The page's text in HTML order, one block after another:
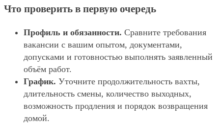
Что проверить в первую очередь
Профиль и обязанности. Сравните требования
вакансии с вашим опытом, документами,
допусками и готовностью выполнять заявленный
объём работ.
График. Уточните продолжительность вахты,
длительность смены, количество выходных,
возможность продления и порядок возвращения
домой.